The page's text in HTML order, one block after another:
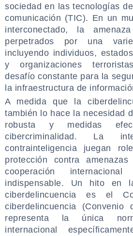
sociedad en las tecnologías
comunicación (TIC). En un
interconectado, la
perpetrados por una
incluyendo individuos,
y organizaciones
desafío constante para la
la infraestructura de
A medida que la
también lo hace la necesidad
robusta y medidas
cibercriminalidad. La
contrainteligencia juegan
protección contra
cooperación
indispensable. Un hito en
ciberdelincuencia es el
ciberdelincuencia (Convenio
representa la única
internacional